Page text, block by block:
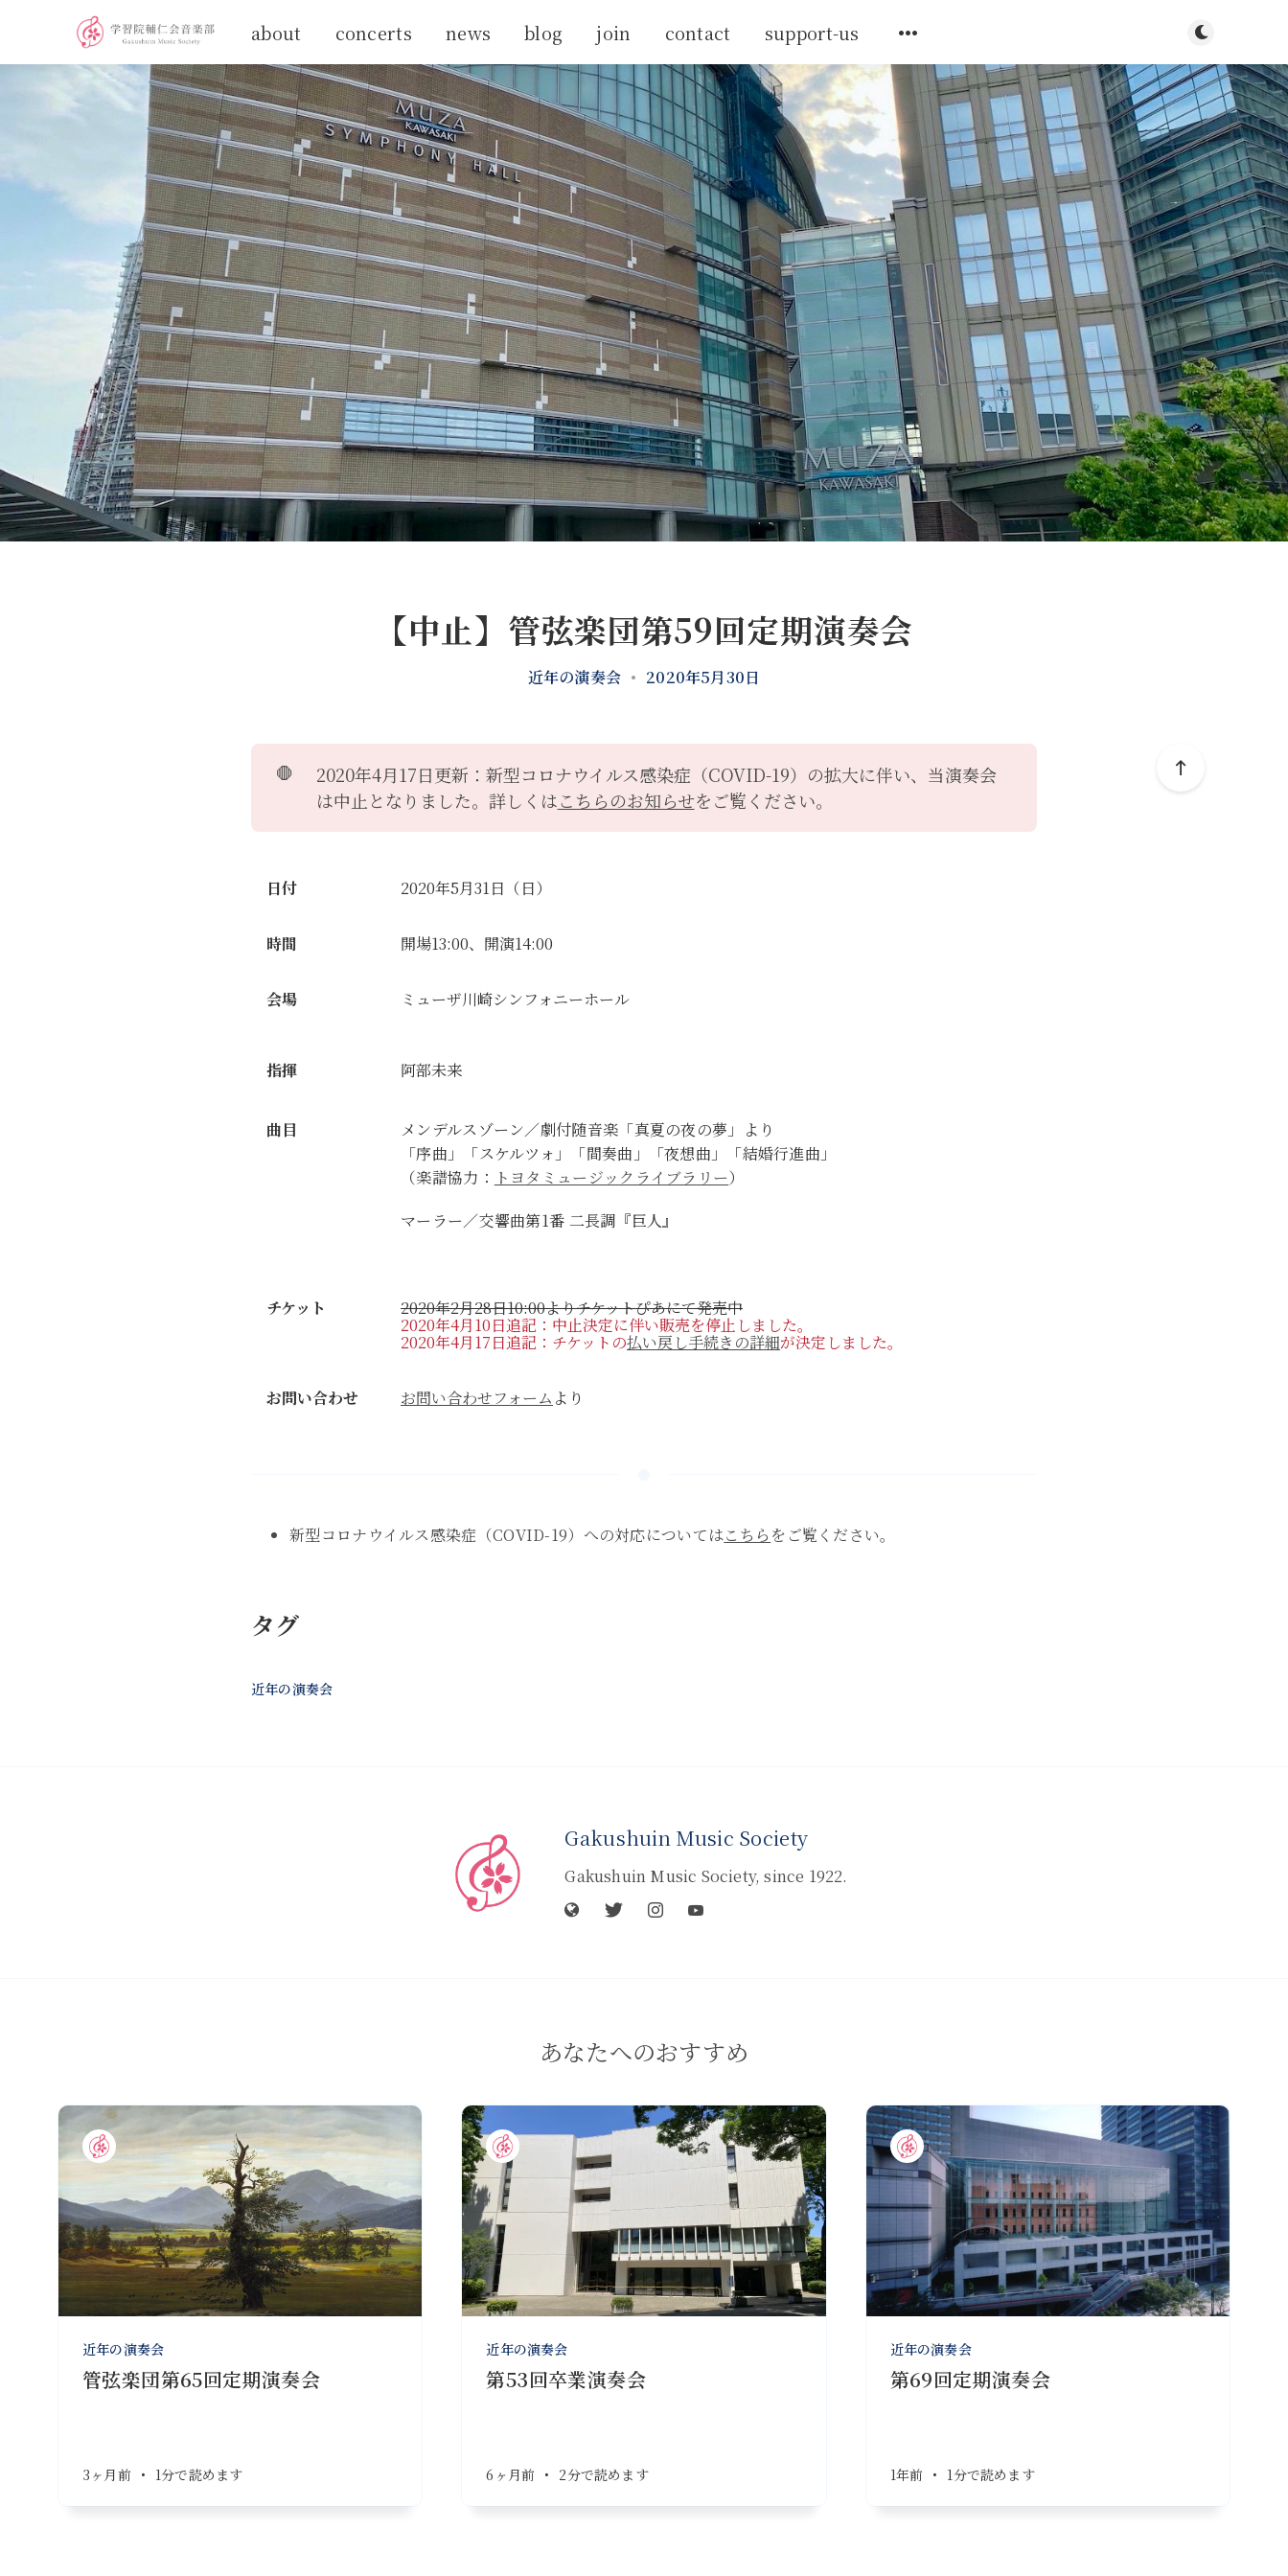
about concerts news blog join contact support-us ダークモー
【中止】管弦楽団第59回定期演奏会
近年の演奏会 • 2020年5月30日
🛑
2020年4月17日更新：新型コロナウイルス感染症（COVID-19）の拡大に伴い、当演奏会
は中止となりました。詳しくはこちらのお知らせをご覧ください。
日付 2020年5月31日（日）
時間 開場13:00、開演14:00
会場 ミューザ川崎シンフォニーホール
指揮 阿部未来
曲目
メンデルスゾーン／劇付随音楽「真夏の夜の夢」より
「序曲」「スケルツォ」「間奏曲」「夜想曲」「結婚行進曲」
（楽譜協力： トヨタミュージックライブラリー）
マーラー／交響曲第1番 二長調『巨人』
チケット 2020年2月28日10:00よりチケットぴあにて発売中
2020年4月10日追記：中止決定に伴い販売を停止しました。
2020年4月17日追記：チケットの払い戻し手続きの詳細が決定しました。
お問い合わせ お問い合わせフォーム より
新型コロナウイルス感染症（COVID-19）への対応についてはこちら をご覧ください。
タグ
近年の演奏会
Gakushuin Music Society
Gakushuin Music Society, since 1922.
あなたへのおすすめ
近年の演奏会
管弦楽団第65回定期演奏会
3ヶ月前 • 1分で読めます
近年の演奏会
第53回卒業演奏会
6ヶ月前 • 2分で読めます
近年の演奏会
第69回定期演奏会
1年前 • 1分で読めます